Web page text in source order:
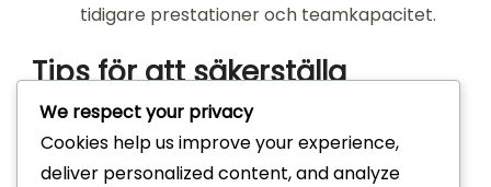
tidigare prestationer och teamkapacitet.
Tips för att säkerställa
noggranna milstolpsdata
För att säkerställa noggranna milstolpsdata,
We respect your privacy
Cookies help us improve your experience,
deliver personalized content, and analyze